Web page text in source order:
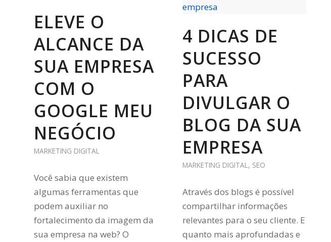
ELEVE O
ALCANCE DA
SUA EMPRESA
COM O
GOOGLE MEU
NEGÓCIO
MARKETING DIGITAL
Você sabia que existem
algumas ferramentas que
podem auxiliar no
fortalecimento da imagem da
sua empresa na web? O
4 DICAS DE
SUCESSO
PARA
DIVULGAR O
BLOG DA SUA
EMPRESA
MARKETING DIGITAL, SEO
Através dos blogs é possível
compartilhar informações
relevantes para o seu cliente. E
quanto mais aprofundadas e